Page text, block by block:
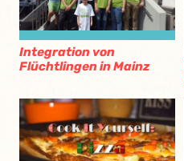
Integration von
Flüchtlingen in Mainz